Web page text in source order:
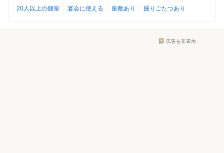
20人以上の個室
宴会に使える 座敷あり 掘りごたつあり
広告を非表示